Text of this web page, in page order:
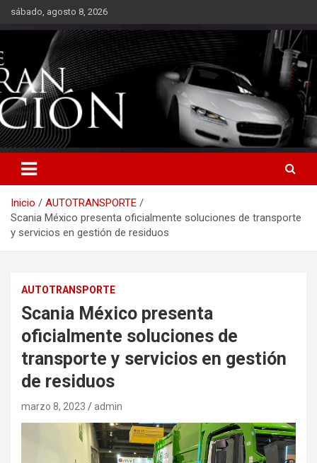
Saltarsábado, agosto 8, 2026
Inicio
AUTOTRANSPORTE
Scania México presenta oficialmente soluciones de transporte
y servicios en gestión de residuos
AUTOTRANSPORTE
Scania México presenta
oficialmente soluciones de
transporte y servicios en gestión
de residuos
marzo 8, 2023 admin